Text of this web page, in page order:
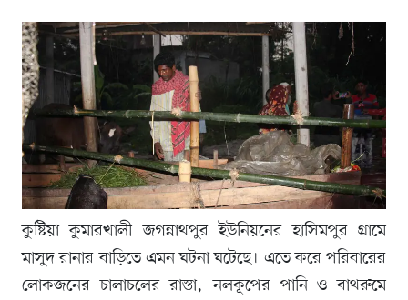
কুষ্টিয়া কুমারখালী জগন্নাথপুর ইউনিয়নের হাসিমপুর গ্ৰামে
মাসুদ রানার বাড়িতে এমন ঘটনা ঘটেছে। এতে করে পরিবারের
লোকজনের চালাচলের রাস্তা, নলকূপের পানি ও বাথরুমে